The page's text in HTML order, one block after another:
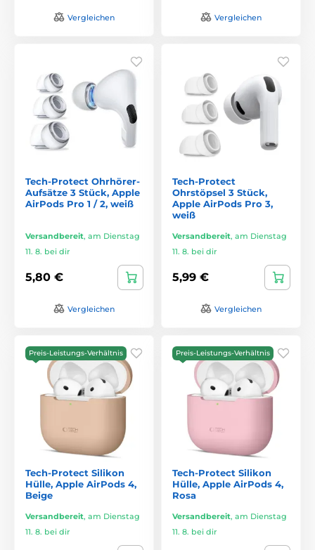
Vergleichen Vergleichen
Tech-Protect Ohrhörer-
Aufsätze 3 Stück, Apple
AirPods Pro 1 / 2, weiß
Versandbereit, am Dienstag
11. 8. bei dir
5,80 €
Vergleichen
Tech-Protect
Ohrstöpsel 3 Stück,
Apple AirPods Pro 3,
weiß
Versandbereit, am Dienstag
11. 8. bei dir
5,99 €
Vergleichen
Preis-Leistungs-Verhältnis
Tech-Protect Silikon
Hülle, Apple AirPods 4,
Beige
Versandbereit, am Dienstag
11. 8. bei dir
Preis-Leistungs-Verhältnis
Tech-Protect Silikon
Hülle, Apple AirPods 4,
Rosa
Versandbereit, am Dienstag
11. 8. bei dir